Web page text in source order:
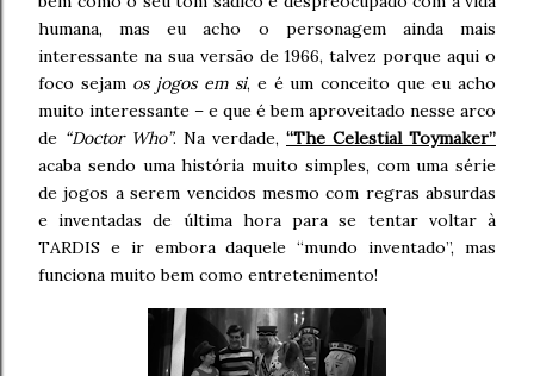
humana, mas eu acho o personagem ainda mais
interessante na sua versão de 1966, talvez porque aqui o
foco sejam os jogos em si, e é um conceito que eu acho
muito interessante – e que é bem aproveitado nesse arco
de “Doctor Who”. Na verdade, “The Celestial Toymaker”
acaba sendo uma história muito simples, com uma série
de jogos a serem vencidos mesmo com regras absurdas
e inventadas de última hora para se tentar voltar à
TARDIS e ir embora daquele “mundo inventado”, mas
funciona muito bem como entretenimento!